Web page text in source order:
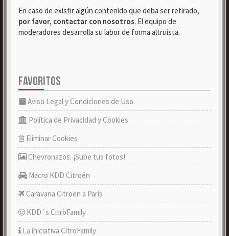
En caso de existir algún contenido que deba ser retirado,
por favor, contactar con nosotros. El equipo de
moderadores desarrolla su labor de forma altruista.
FAVORITOS
Aviso Legal y Condiciones de Uso
Política de Privacidad y Cookies
Eliminar Cookies
Chevronazos: ¡Sube tus fotos!
Macro KDD Citroën
Caravana Citroën a París
KDD´s CitröFamily
La iniciativa CitröFamily